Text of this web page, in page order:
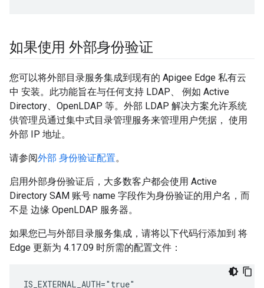
如果使用 外部身份验证
您可以将外部目录服务集成到现有的 Apigee Edge 私有云
中 安装。此功能旨在与任何支持 LDAP、 例如 Active
Directory、OpenLDAP 等。外部 LDAP 解决方案允许系统
供管理员通过集中式目录管理服务来管理用户凭据， 使用
外部 IP 地址。
请参阅外部 身份验证配置。
启用外部身份验证后，大多数客户都会使用 Active
Directory SAM 账号 name 字段作为身份验证的用户名，而
不是 边缘 OpenLDAP 服务器。
如果您已与外部目录服务集成，请将以下代码行添加到 将
Edge 更新为 4.17.09 时所需的配置文件：
IS_EXTERNAL_AUTH="true"